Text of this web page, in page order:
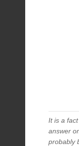
It is a
answer
probably